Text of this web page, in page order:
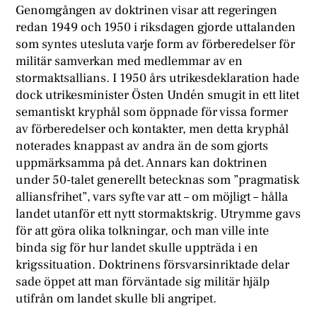
Genomgången av doktrinen visar att regeringen
redan 1949 och 1950 i riksdagen gjorde uttalanden
som syntes utesluta varje form av förberedelser för
militär samverkan med medlemmar av en
stormaktsallians. I 1950 års utrikesdeklaration hade
dock utrikesminister Östen Undén smugit in ett litet
semantiskt kryphål som öppnade för vissa former
av förberedelser och kontakter, men detta kryphål
noterades knappast av andra än de som gjorts
uppmärksamma på det. Annars kan doktrinen
under 50-talet generellt betecknas som ”pragmatisk
alliansfrihet”, vars syfte var att – om möjligt – hålla
landet utanför ett nytt stormaktskrig. Utrymme gavs
för att göra olika tolkningar, och man ville inte
binda sig för hur landet skulle uppträda i en
krigssituation. Doktrinens försvarsinriktade delar
sade öppet att man förväntade sig militär hjälp
utifrån om landet skulle bli angripet.